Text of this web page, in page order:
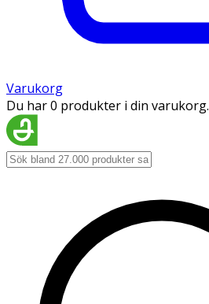
Varukorg
Du har 0 produkter i din varukorg.